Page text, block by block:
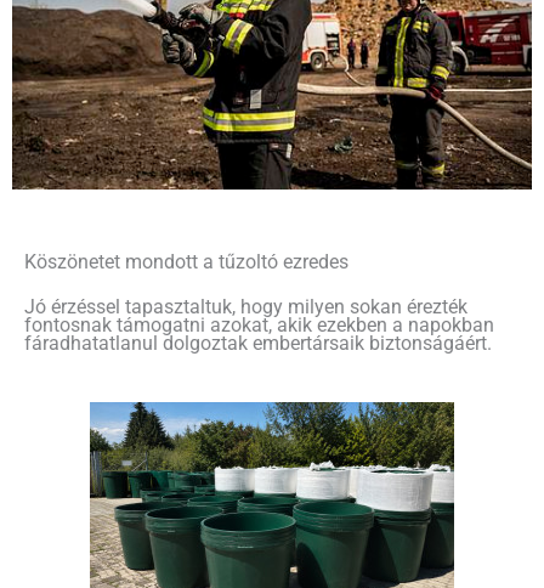
Köszönetet mondott a tűzoltó ezredes
Jó érzéssel tapasztaltuk, hogy milyen sokan érezték
fontosnak támogatni azokat, akik ezekben a napokban
fáradhatatlanul dolgoztak embertársaik biztonságáért.